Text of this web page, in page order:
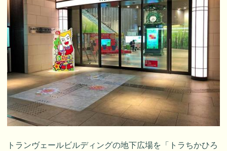
トランヴェールビルディングの地下広場を「トラちかひろ